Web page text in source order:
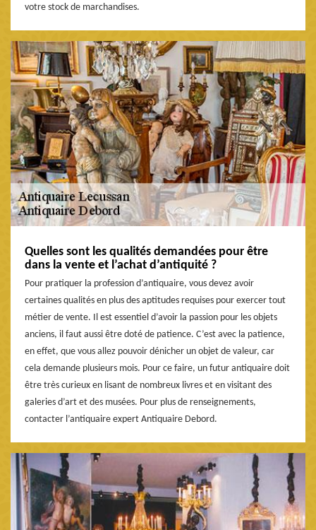
votre stock de marchandises.
Quelles sont les qualités demandées pour être
dans la vente et l’achat d’antiquité ?
Pour pratiquer la profession d’antiquaire, vous devez avoir
certaines qualités en plus des aptitudes requises pour exercer tout
métier de vente. Il est essentiel d’avoir la passion pour les objets
anciens, il faut aussi être doté de patience. C’est avec la patience,
en effet, que vous allez pouvoir dénicher un objet de valeur, car
cela demande plusieurs mois. Pour ce faire, un futur antiquaire doit
être très curieux en lisant de nombreux livres et en visitant des
galeries d’art et des musées. Pour plus de renseignements,
contacter l’antiquaire expert Antiquaire Debord.